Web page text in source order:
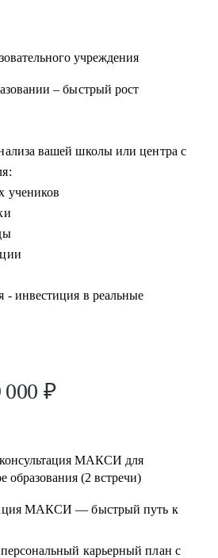
учреждения
– быстрый рост
вашей школы или центра с
учеников
- инвестиция в реальные
000 ₽
консультация МАКСИ для
образования (2 встречи)
МАКСИ — быстрый путь к
карьерный план с